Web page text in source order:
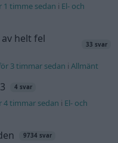
1 timme sedan i El- och
helt fel
33 svar
3 timmar sedan iAllmänt
4 svar
4 timmar sedan i El- och
9734 svar